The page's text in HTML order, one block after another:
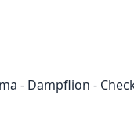
- Dampflion -